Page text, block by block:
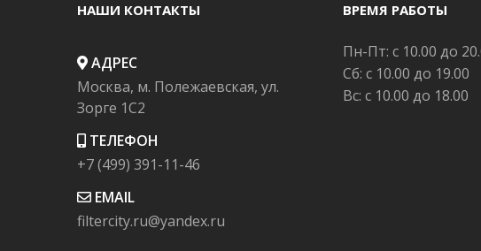
НАШИ КОНТАКТЫ
АДРЕС
Москва, м. Полежаевская, ул.
Зорге 1C2
ТЕЛЕФОН
+7 (499) 391-11-46
EMAIL
filtercity.ru@yandex.ru
ВРЕМЯ РАБОТЫ
Пн-Пт: с 10.00 до
Сб: с 10.00 до 19.00
Вс: с 10.00 до 18.00